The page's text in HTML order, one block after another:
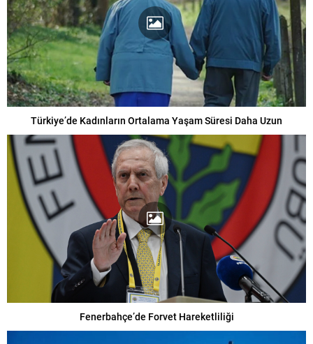
Türkiye’de Kadınların Ortalama Yaşam Süresi Daha Uzun
Fenerbahçe’de Forvet Hareketliliği